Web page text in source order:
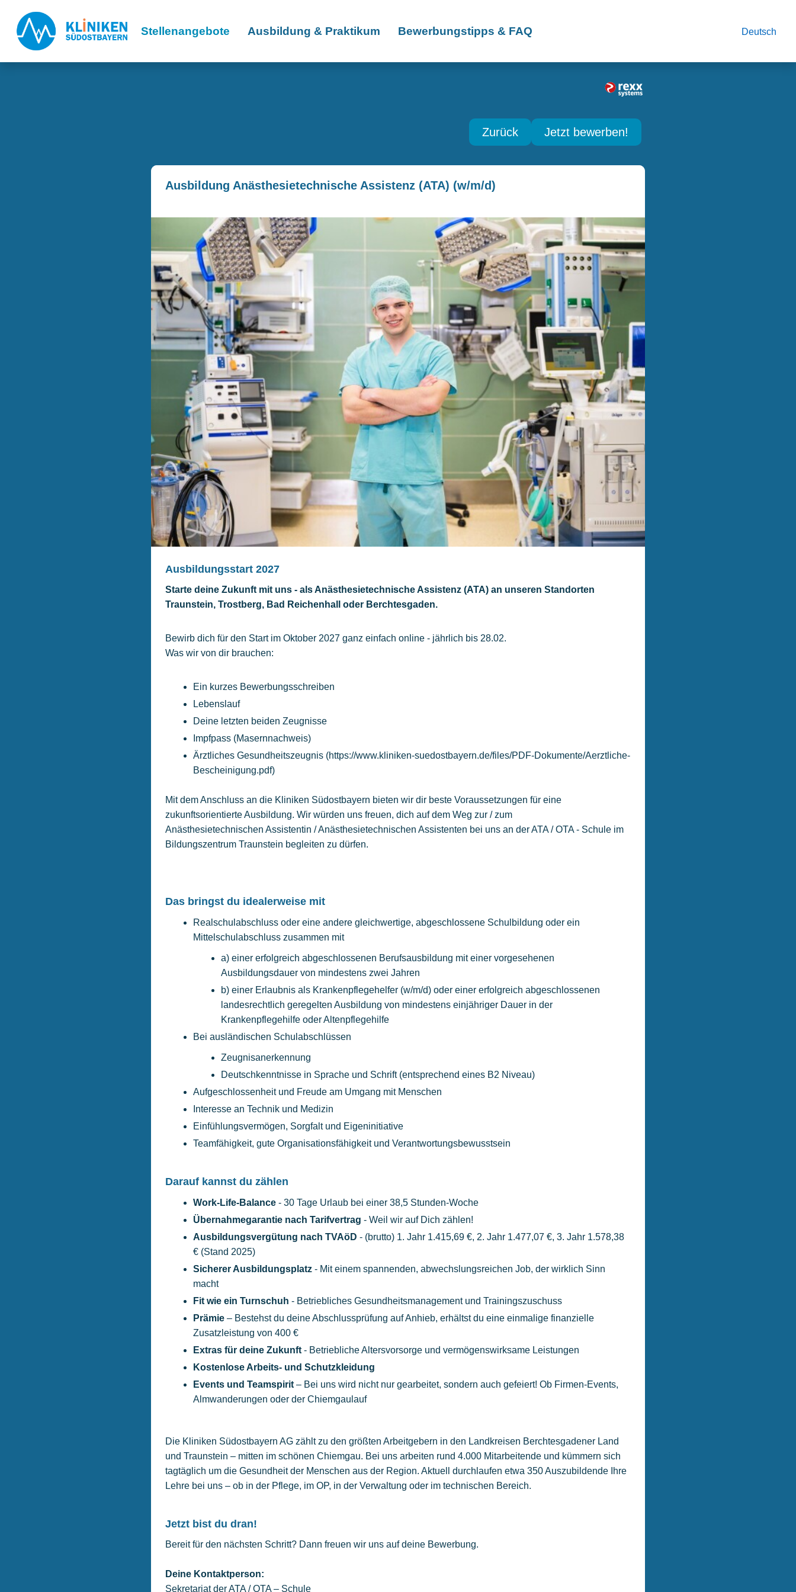
Deutsch
Stellenangebote Ausbildung & Praktikum Bewerbungstipps & FAQ
Zurück Jetzt bewerben!
Ausbildung Anästhesietechnische Assistenz (ATA) (w/m/d)
Ausbildungsstart 2027
Starte deine Zukunft mit uns - als Anästhesietechnische Assistenz (ATA) an unseren Standorten
Traunstein, Trostberg, Bad Reichenhall oder Berchtesgaden.
Bewirb dich für den Start im Oktober 2027 ganz einfach online - jährlich bis 28.02.
Was wir von dir brauchen:
Ein kurzes Bewerbungsschreiben
Lebenslauf
Deine letzten beiden Zeugnisse
Impfpass (Masernnachweis)
Ärztliches Gesundheitszeugnis (https://www.kliniken-suedostbayern.de/files/PDF-Dokumente/Aerztliche-
Bescheinigung.pdf)
Mit dem Anschluss an die Kliniken Südostbayern bieten wir dir beste Voraussetzungen für eine
zukunftsorientierte Ausbildung. Wir würden uns freuen, dich auf dem Weg zur / zum
Anästhesietechnischen Assistentin / Anästhesietechnischen Assistenten bei uns an der ATA / OTA - Schule im
Bildungszentrum Traunstein begleiten zu dürfen.
Das bringst du idealerweise mit
Realschulabschluss oder eine andere gleichwertige, abgeschlossene Schulbildung oder ein
Mittelschulabschluss zusammen mit
a) einer erfolgreich abgeschlossenen Berufsausbildung mit einer vorgesehenen
Ausbildungsdauer von mindestens zwei Jahren
b) einer Erlaubnis als Krankenpflegehelfer (w/m/d) oder einer erfolgreich abgeschlossenen
landesrechtlich geregelten Ausbildung von mindestens einjähriger Dauer in der
Krankenpflegehilfe oder Altenpflegehilfe
Bei ausländischen Schulabschlüssen
Zeugnisanerkennung
Deutschkenntnisse in Sprache und Schrift (entsprechend eines B2 Niveau)
Aufgeschlossenheit und Freude am Umgang mit Menschen
Interesse an Technik und Medizin
Einfühlungsvermögen, Sorgfalt und Eigeninitiative
Teamfähigkeit, gute Organisationsfähigkeit und Verantwortungsbewusstsein
Darauf kannst du zählen
Work-Life-Balance - 30 Tage Urlaub bei einer 38,5 Stunden-Woche
Übernahmegarantie nach Tarifvertrag - Weil wir auf Dich zählen!
Ausbildungsvergütung nach TVAöD - (brutto) 1. Jahr 1.415,69 €, 2. Jahr 1.477,07 €, 3. Jahr 1.578,38
€ (Stand 2025)
Sicherer Ausbildungsplatz - Mit einem spannenden, abwechslungsreichen Job, der wirklich Sinn
macht
Fit wie ein Turnschuh - Betriebliches Gesundheitsmanagement und Trainingszuschuss
Prämie – Bestehst du deine Abschlussprüfung auf Anhieb, erhältst du eine einmalige finanzielle
Zusatzleistung von 400 €
Extras für deine Zukunft - Betriebliche Altersvorsorge und vermögenswirksame Leistungen
Kostenlose Arbeits- und Schutzkleidung
Events und Teamspirit – Bei uns wird nicht nur gearbeitet, sondern auch gefeiert! Ob Firmen-Events,
Almwanderungen oder der Chiemgaulauf
Die Kliniken Südostbayern AG zählt zu den größten Arbeitgebern in den Landkreisen Berchtesgadener Land
und Traunstein – mitten im schönen Chiemgau. Bei uns arbeiten rund 4.000 Mitarbeitende und kümmern sich
tagtäglich um die Gesundheit der Menschen aus der Region. Aktuell durchlaufen etwa 350 Auszubildende Ihre
Lehre bei uns – ob in der Pflege, im OP, in der Verwaltung oder im technischen Bereich.
Jetzt bist du dran!
Bereit für den nächsten Schritt? Dann freuen wir uns auf deine Bewerbung.
Deine Kontaktperson:
Sekretariat der ATA / OTA – Schule